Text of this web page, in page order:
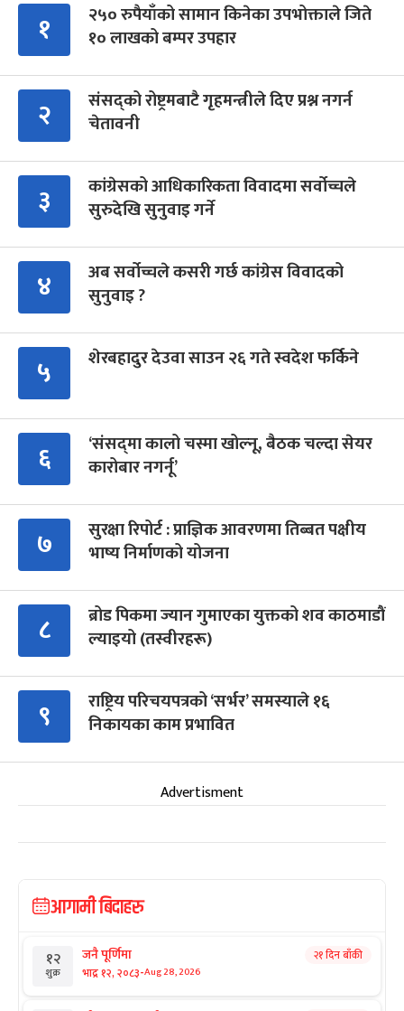
१
२५० रुपैयाँको सामान किनेका उपभोक्ताले जिते
१० लाखको बम्पर उपहार
२
संसद्को रोष्ट्रमबाटै गृहमन्त्रीले दिए प्रश्न नगर्न
चेतावनी
३
कांग्रेसको आधिकारिकता विवादमा सर्वोच्चले
सुरुदेखि सुनुवाइ गर्ने
४
अब सर्वोच्चले कसरी गर्छ कांग्रेस विवादको
सुनुवाइ ?
५ शेरबहादुर देउवा साउन २६ गते स्वदेश फर्किने
६
‘संसद्‍मा कालो चस्मा खोल्नू, बैठक चल्दा सेयर
कारोबार नगर्नू’
७
सुरक्षा रिपोर्ट : प्राज्ञिक आवरणमा तिब्बत पक्षीय
भाष्य निर्माणको योजना
८
ब्रोड पिकमा ज्यान गुमाएका युक्तको शव काठमाडौं
ल्याइयो (तस्वीरहरू)
९
राष्ट्रिय परिचयपत्रको ‘सर्भर’ समस्याले १६
निकायका काम प्रभावित
Advertisment
आगामी बिदाहरु
१२
शुक्र
जनै पूर्णिमा
भाद्र १२, २०८३-Aug 28, 2026
२१ दिन बाँकी